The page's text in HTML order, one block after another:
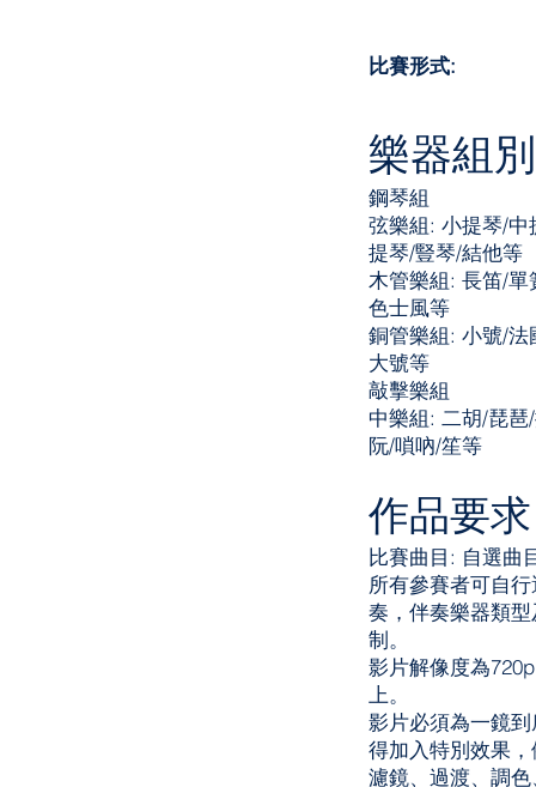
比賽形式:
樂器組別
鋼琴​組
弦樂組: 小提琴/中
提琴/豎琴/結他等
木管樂組: 長笛/
色士風等
銅管樂組: 小號/
大號等
敲擊樂組
中樂組: 二胡/琵
阮/嗩吶/笙等
作品要求
比賽曲目: 自選曲
所有參賽者可自
奏，伴奏樂器類
制。
影片解像度為
上。
影片必須為一鏡
得加入特別效果，
濾鏡、過渡、調